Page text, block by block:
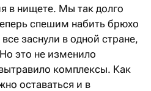
в нищете. Мы так долго
спешим набить брюхо
заснули в одной стране,
это не изменило
комплексы. Как
оставаться и в